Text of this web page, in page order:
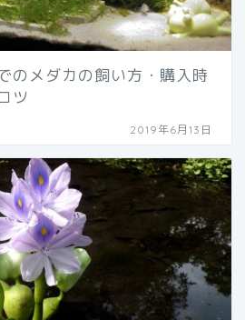
のメダカの飼い方・購入時
ツ
2019年6月13日